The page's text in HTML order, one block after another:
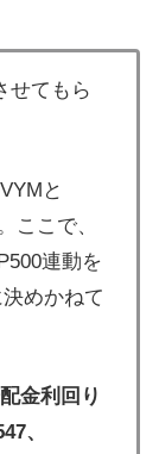
せてもら
と
ここで、
連動を
めかねて
金利回り
、